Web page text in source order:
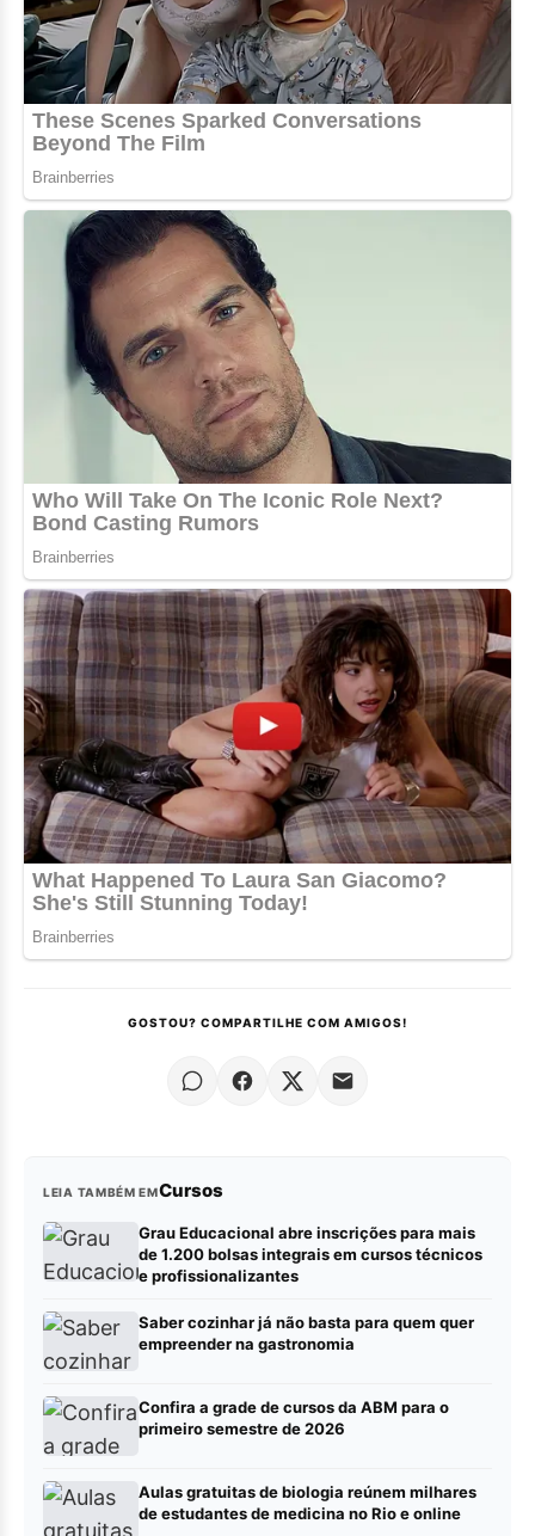
GOSTOU? COMPARTILHE COM AMIGOS!
LEIA TAMBÉM EMCursos
Grau Educacional abre inscrições para mais
de 1.200 bolsas integrais em cursos técnicos
e profissionalizantes
Saber cozinhar já não basta para quem quer
empreender na gastronomia
Confira a grade de cursos da ABM para o
primeiro semestre de 2026
Aulas gratuitas de biologia reúnem milhares
de estudantes de medicina no Rio e online